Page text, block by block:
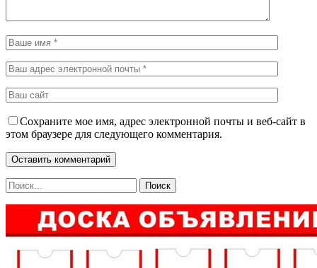
Сохраните мое имя, адрес электронной почты и веб-сайт в
этом браузере для следующего комментария.